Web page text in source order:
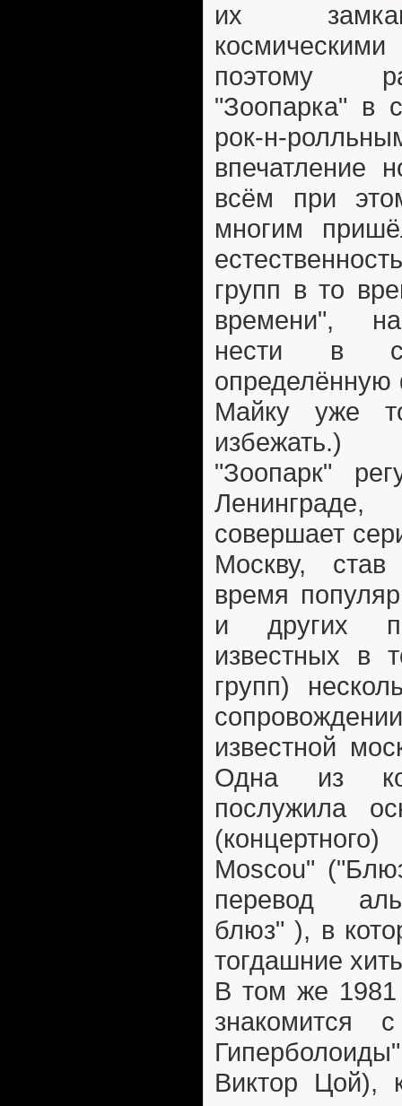
их
поэтому
"Зоопарка" в
рок-н-
впечатление
всём при
многим
групп в то
времени",
нести в
Майку уже
избежать.)
"Зоопарк"
совершает
Москву,
время
и других
известных в
групп)
известной
Одна из
послужила
Moscou"
перевод
блюз" ), в
тогдашние
В том же 1981
знакомится
Виктор Цой),